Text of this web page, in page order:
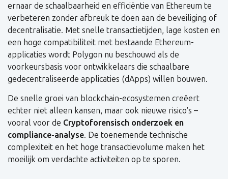
ernaar de schaalbaarheid en efficiëntie van Ethereum te
verbeteren zonder afbreuk te doen aan de beveiliging of
decentralisatie. Met snelle transactietijden, lage kosten en
een hoge compatibiliteit met bestaande Ethereum-
applicaties wordt Polygon nu beschouwd als de
voorkeursbasis voor ontwikkelaars die schaalbare
gedecentraliseerde applicaties (dApps) willen bouwen.
De snelle groei van blockchain-ecosystemen creëert
echter niet alleen kansen, maar ook nieuwe risico's –
vooral voor de Cryptoforensisch onderzoek en
compliance-analyse. De toenemende technische
complexiteit en het hoge transactievolume maken het
moeilijk om verdachte activiteiten op te sporen.